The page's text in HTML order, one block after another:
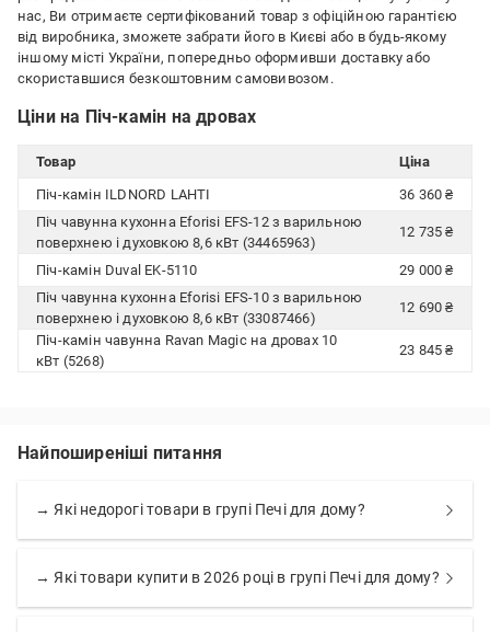
нас, Ви отримаєте сертифікований товар з офіційною гарантією
від виробника, зможете забрати його в Києві або в будь-якому
іншому місті України, попередньо оформивши доставку або
скориставшися безкоштовним самовивозом.
Ціни на Піч-камін на дровах
Товар
Ціна
Піч-камін ILDNORD LAHTI
36 360 ₴
Піч чавунна кухонна Eforisi EFS-12 з варильною
поверхнею і духовкою 8,6 кВт (34465963)
12 735 ₴
Піч-камін Duval EK-5110
29 000 ₴
Піч чавунна кухонна Eforisi EFS-10 з варильною
поверхнею і духовкою 8,6 кВт (33087466)
12 690 ₴
Піч-камін чавунна Ravan Magic на дровах 10
кВт (5268)
23 845 ₴
Найпоширеніші питання
→ Які недорогі товари в групі Печі для дому?
→ Які товари купити в 2026 році в групі Печі для дому?